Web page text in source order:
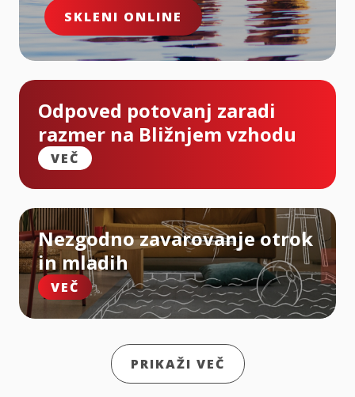
SKLENI ONLINE
Odpoved potovanj zaradi
razmer na Bližnjem vzhodu
VEČ
Nezgodno zavarovanje otrok
in mladih
VEČ
PRIKAŽI VEČ